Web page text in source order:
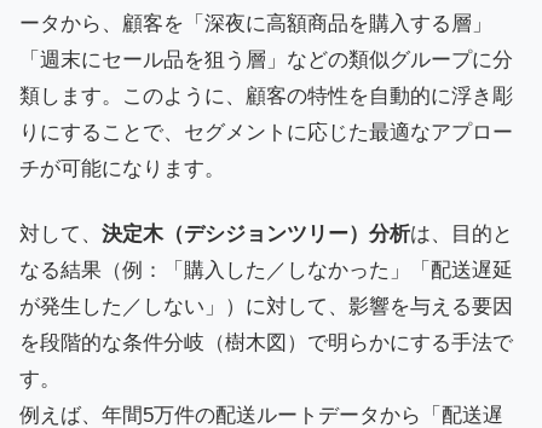
ータから、顧客を「深夜に高額商品を購入する層」
「週末にセール品を狙う層」などの類似グループに分
類します。このように、顧客の特性を自動的に浮き彫
りにすることで、セグメントに応じた最適なアプロー
チが可能になります。
対して、 決定木（デシジョンツリー）分析は、目的と
なる結果（例：「購入した／しなかった」「配送遅延
が発生した／しない」）に対して、影響を与える要因
を段階的な条件分岐（樹木図）で明らかにする手法で
す。
例えば、年間5万件の配送ルートデータから「配送遅